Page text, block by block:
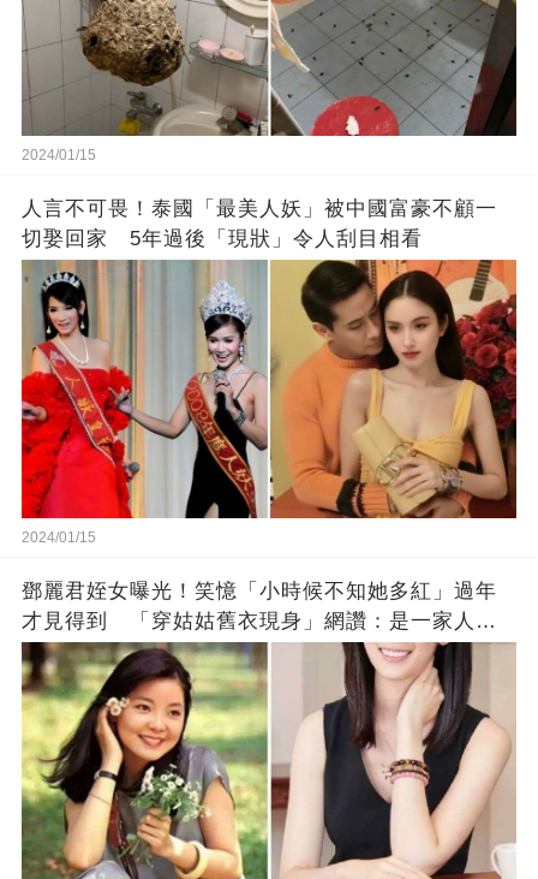
2024/01/15
人言不可畏！泰國「最美人妖」被中國富豪不顧一
切娶回家 5年過後「現狀」令人刮目相看
2024/01/15
鄧麗君姪女曝光！笑憶「小時候不知她多紅」過年
才見得到 「穿姑姑舊衣現身」網讚：是一家人沒
錯!